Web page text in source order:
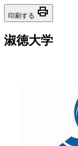
印刷する print
淑徳大学